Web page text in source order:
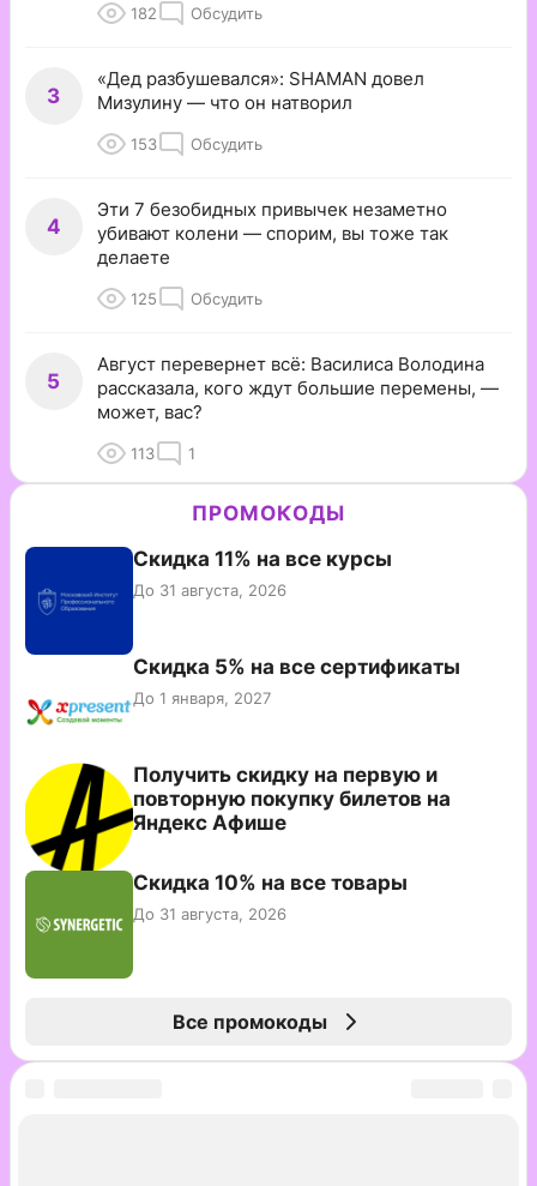
182 Обсудить
3
«Дед разбушевался»: SHAMAN довел
Мизулину — что он натворил
153 Обсудить
4
Эти 7 безобидных привычек незаметно
убивают колени — спорим, вы тоже так
делаете
125 Обсудить
5
Август перевернет всё: Василиса Володина
рассказала, кого ждут большие перемены, —
может, вас?
113 1
ПРОМОКОДЫ
Скидка 11% на все курсы
До 31 августа, 2026
Скидка 5% на все сертификаты
До 1 января, 2027
Получить скидку на первую и
повторную покупку билетов на
Яндекс Афише
Скидка 10% на все товары
До 31 августа, 2026
Все промокоды